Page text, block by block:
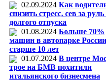
02.09.2024 Как
снизить стресс, сев за
долгого отпуска
01.08.2024 Больше 70%
машин в автопарке России
старше 10 лет
01.07.2024 В центре
трое на БМВ похитили
итальянского бизнесмена